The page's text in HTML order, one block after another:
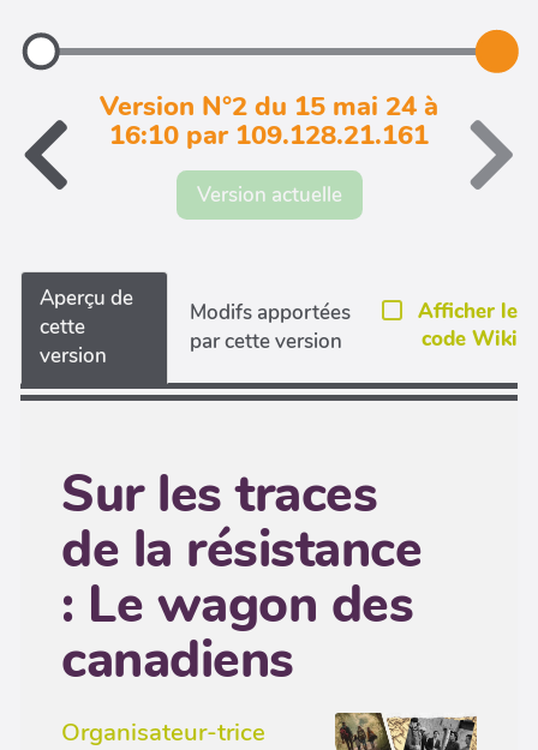
Version N°2 du 15 mai 24 à
16:10 par 109.128.21.161
Version actuelle
Aperçu de
cette
version
Modifs apportées
par cette version
Afficher le
code Wiki
Sur les traces
de la résistance
: Le wagon des
canadiens
Organisateur-trice